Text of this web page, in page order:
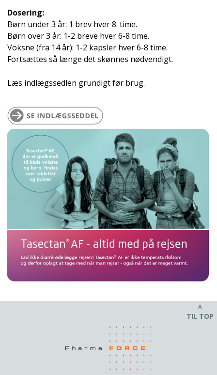
Dosering:
Børn under 3 år: 1 brev hver 8. time.
Børn over 3 år: 1-2 breve hver 6-8 time.
Voksne (fra 14 år): 1-2 kapsler hver 6-8 time.
Fortsættes så længe det skønnes nødvendigt.
Læs indlægssedlen grundigt før brug.
ʌ
TIL TOP